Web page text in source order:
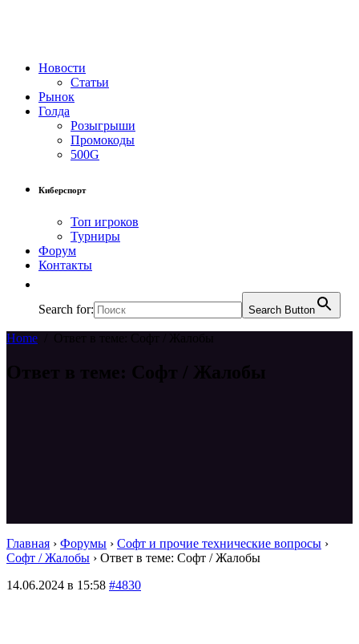
Новости
Статьи
Рынок
Голда
Розыгрыши
Промокоды
500G
Киберспорт
Топ игроков
Турниры
Форум
Контакты
Search for: Search Button
Home Ответ в теме: Софт / Жалобы
Ответ в теме: Софт / Жалобы
Главная › Форумы › Софт и прочие технические вопросы ›
Софт / Жалобы › Ответ в теме: Софт / Жалобы
14.06.2024 в 15:58 #4830